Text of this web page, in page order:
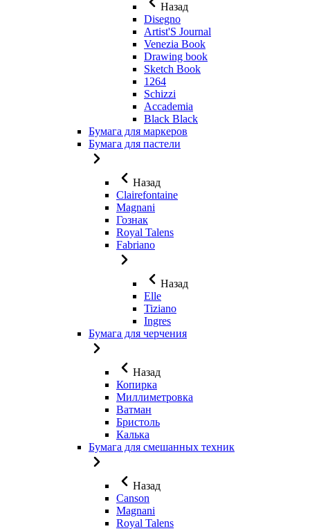
Назад
Disegno
Artist'S Journal
Venezia Book
Drawing book
Sketch Book
1264
Schizzi
Accademia
Black Black
Бумага для маркеров
Бумага для пастели
Назад
Clairefontaine
Magnani
Гознак
Royal Talens
Fabriano
Назад
Elle
Tiziano
Ingres
Бумага для черчения
Назад
Копирка
Миллиметровка
Ватман
Бристоль
Калька
Бумага для смешанных техник
Назад
Canson
Magnani
Royal Talens